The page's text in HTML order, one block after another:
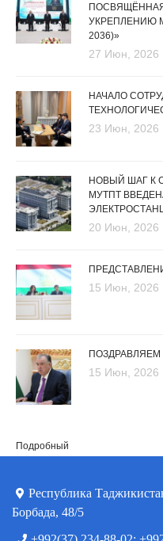
УКРЕПЛЕНИЮ
2036)»
27 Июн, 2026
НАЧАЛО
23 Июн, 2026
НОВЫЙ ШАГ К
МУТПТ
20 Июн, 2026
15 Июн, 2026
15 Июн, 2026
Подробный
Республика
Борбада, 48/5